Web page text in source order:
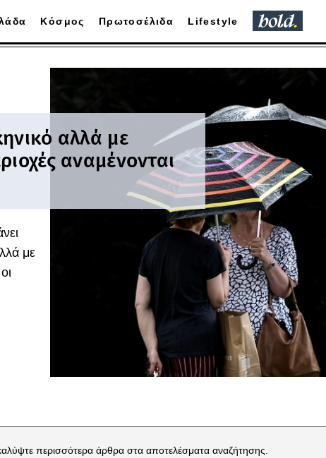
Κόσμος Πρωτοσέλιδα Lifestyle
αλλά με
αναμένονται
με
περισσότερα άρθρα στα αποτελέσματα αναζήτησης.